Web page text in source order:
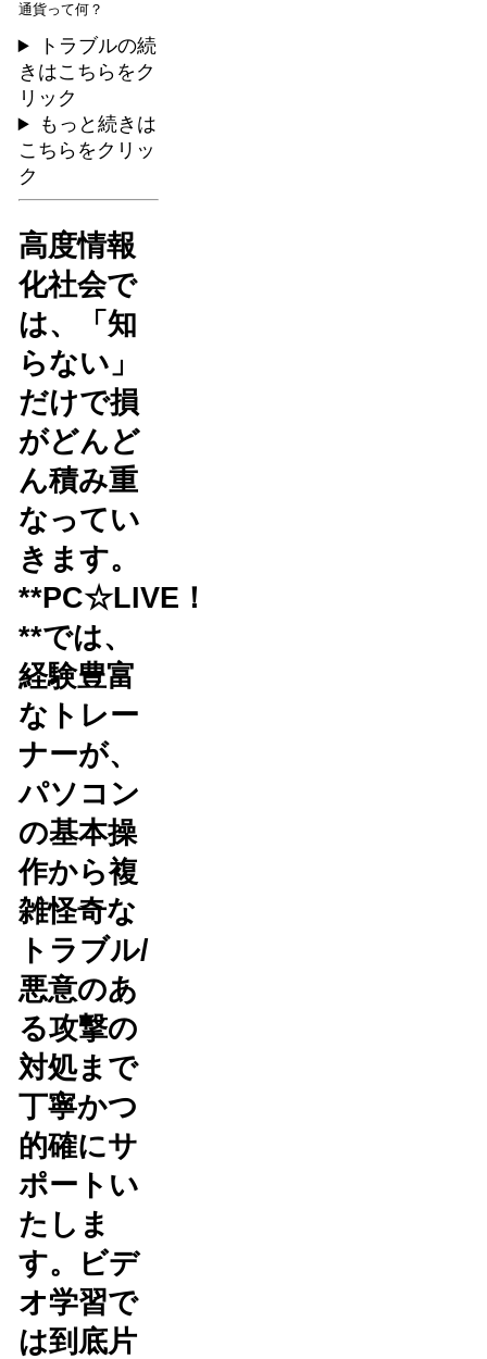
通貨って何？
トラブルの続
きはこちらをク
リック
もっと続きは
こちらをクリッ
ク
高度情報
化社会で
は、「知
らない」
だけで損
がどんど
ん積み重
なってい
きます。
**PC☆LIVE！
**では、
経験豊富
なトレー
ナーが、
パソコン
の基本操
作から複
雑怪奇な
トラブル/
悪意のあ
る攻撃の
対処まで
丁寧かつ
的確にサ
ポートい
たしま
す。ビデ
オ学習で
は到底片